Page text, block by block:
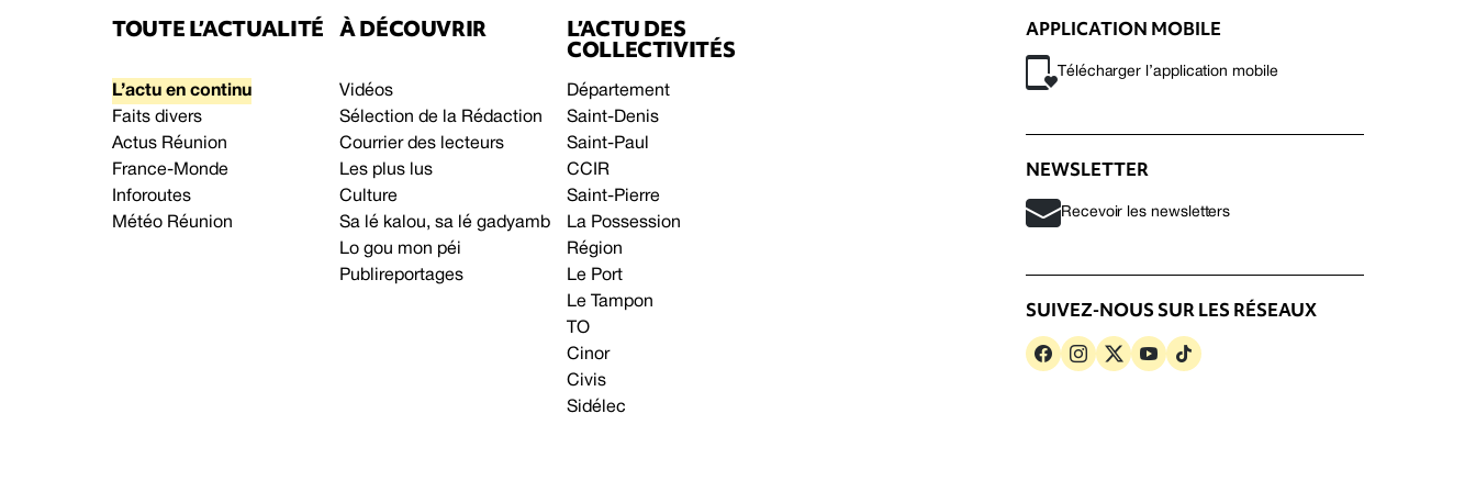
TOUTE L’ACTUALITÉ
L’actu en continu
Faits divers
Actus Réunion
France-Monde
Inforoutes
Météo Réunion
À DÉCOUVRIR
Vidéos
Sélection de la Rédaction
Courrier des lecteurs
Les plus lus
Culture
Sa lé kalou, sa lé gadyamb
Lo gou mon péi
Publireportages
L’ACTU DES
COLLECTIVITÉS
Département
Saint-Denis
Saint-Paul
CCIR
Saint-Pierre
La Possession
Région
Le Port
Le Tampon
TO
Cinor
Civis
Sidélec
APPLICATION MOBILE
Télécharger l’application mobile
NEWSLETTER
Recevoir les newsletters
SUIVEZ-NOUS SUR LES RÉSEAUX